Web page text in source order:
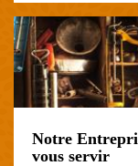
Notre
vous servir